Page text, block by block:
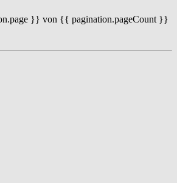
}} von {{ pagination.pageCount }}